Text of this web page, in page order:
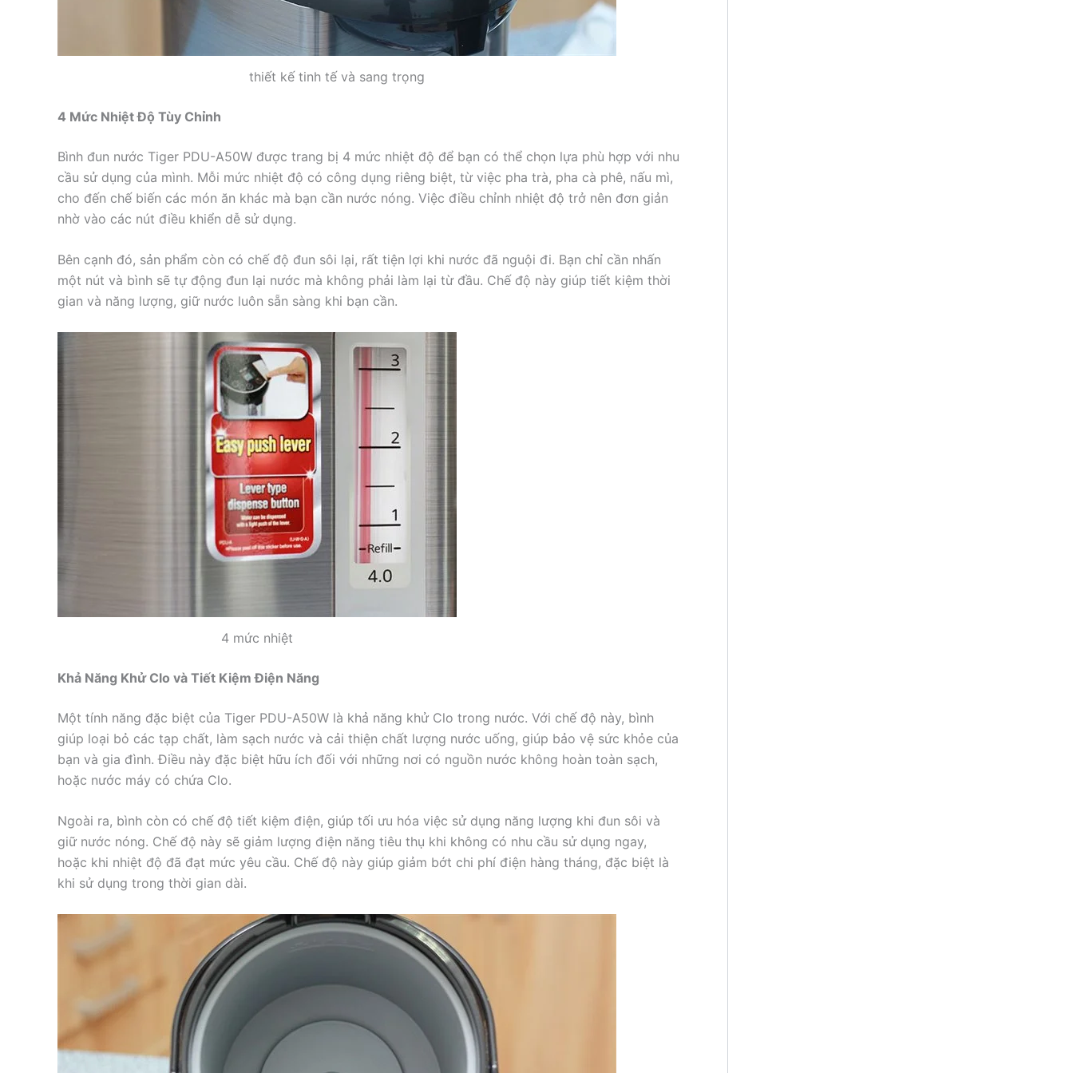
thiết kế tinh tế và sang trọng
4 Mức Nhiệt Độ Tùy Chỉnh
Bình đun nước Tiger PDU-A50W được trang bị 4 mức nhiệt độ để bạn có thể chọn lựa phù hợp với nhu
cầu sử dụng của mình. Mỗi mức nhiệt độ có công dụng riêng biệt, từ việc pha trà, pha cà phê, nấu mì,
cho đến chế biến các món ăn khác mà bạn cần nước nóng. Việc điều chỉnh nhiệt độ trở nên đơn giản
nhờ vào các nút điều khiển dễ sử dụng.
Bên cạnh đó, sản phẩm còn có chế độ đun sôi lại, rất tiện lợi khi nước đã nguội đi. Bạn chỉ cần nhấn
một nút và bình sẽ tự động đun lại nước mà không phải làm lại từ đầu. Chế độ này giúp tiết kiệm thời
gian và năng lượng, giữ nước luôn sẵn sàng khi bạn cần.
4 mức nhiệt
Khả Năng Khử Clo và Tiết Kiệm Điện Năng
Một tính năng đặc biệt của Tiger PDU-A50W là khả năng khử Clo trong nước. Với chế độ này, bình
giúp loại bỏ các tạp chất, làm sạch nước và cải thiện chất lượng nước uống, giúp bảo vệ sức khỏe của
bạn và gia đình. Điều này đặc biệt hữu ích đối với những nơi có nguồn nước không hoàn toàn sạch,
hoặc nước máy có chứa Clo.
Ngoài ra, bình còn có chế độ tiết kiệm điện, giúp tối ưu hóa việc sử dụng năng lượng khi đun sôi và
giữ nước nóng. Chế độ này sẽ giảm lượng điện năng tiêu thụ khi không có nhu cầu sử dụng ngay,
hoặc khi nhiệt độ đã đạt mức yêu cầu. Chế độ này giúp giảm bớt chi phí điện hàng tháng, đặc biệt là
khi sử dụng trong thời gian dài.